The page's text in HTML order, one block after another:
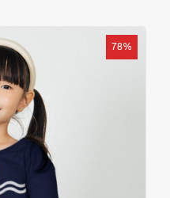
ถ้วนสมบูรณ์และไม่ผ่านการซัก
and-return
78%